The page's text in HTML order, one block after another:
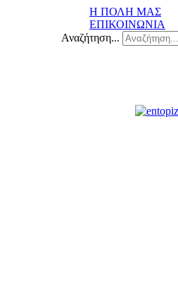
Η ΠΟΛΗ ΜΑΣ
ΕΠΙΚΟΙΝΩΝΙΑ
Αναζήτηση...